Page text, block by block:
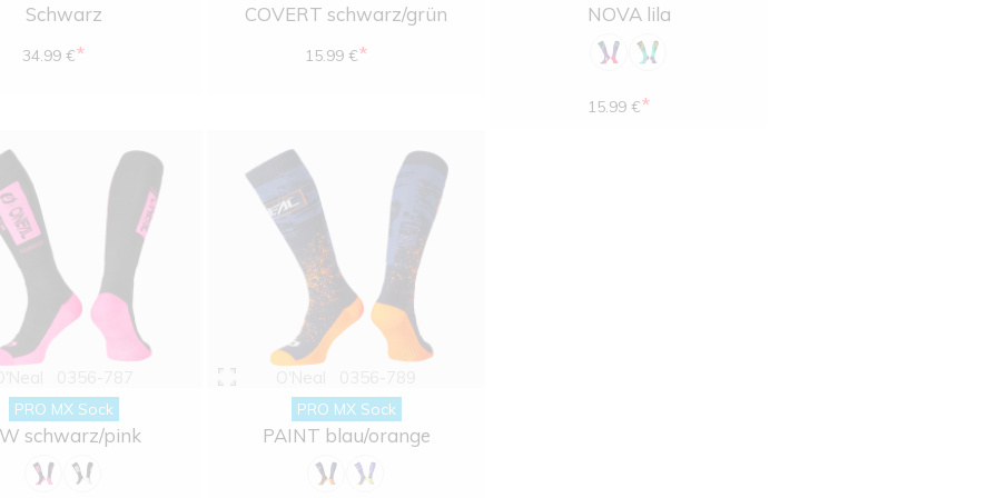
Schwarz
34.99 €*
COVERT schwarz/grün
15.99 €*
NOVA lila
15.99 €*
PRO MX Sock
schwarz/pink
PRO MX Sock
PAINT blau/orange